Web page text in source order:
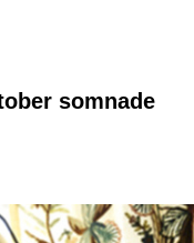
somnade